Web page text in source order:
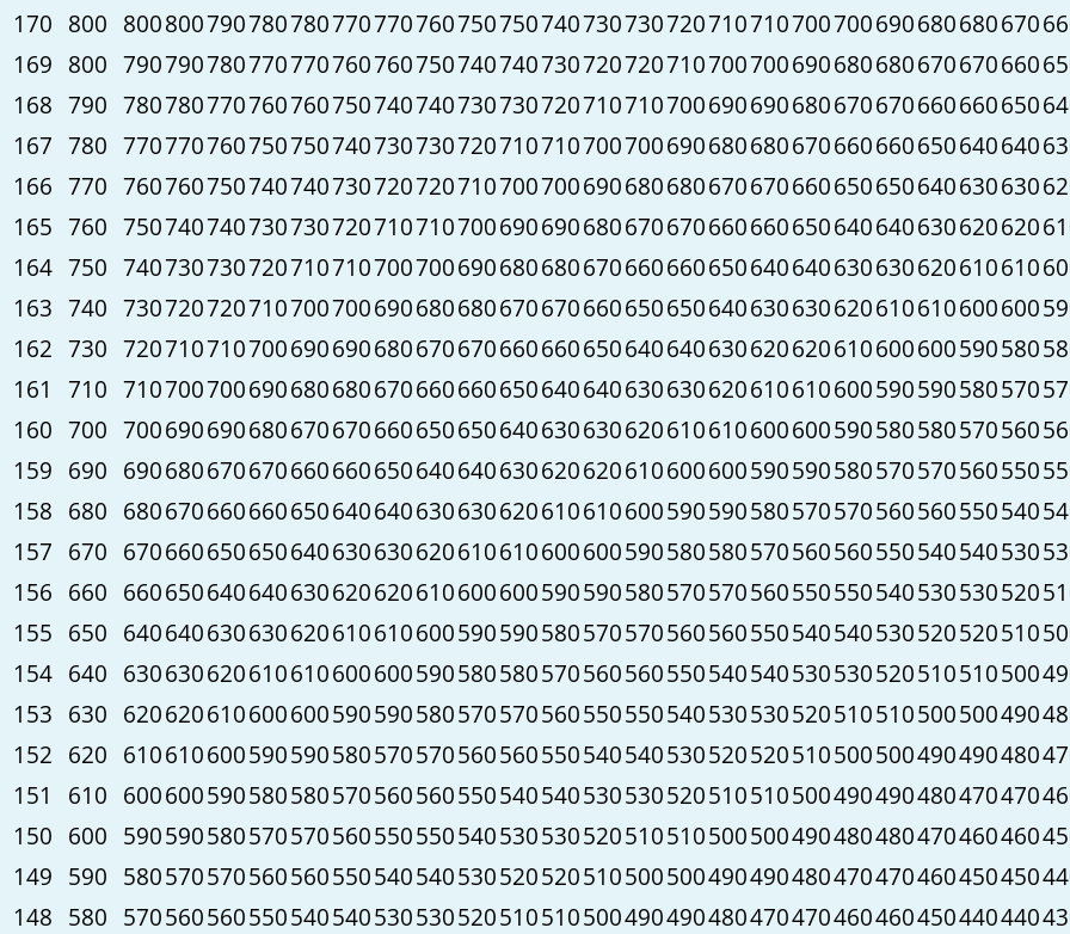
170 800 800800790780780770770760750750740730730720710710700700690680680670
169 800 790790780770770760760750740740730720720710700700690680680670670660
168 790 780780770760760750740740730730720710710700690690680670670660660650
167 780 770770760750750740730730720710710700700690680680670660660650640640
166 770 760760750740740730720720710700700690680680670670660650650640630630
165 760 750740740730730720710710700690690680670670660660650640640630620620
164 750 740730730720710710700700690680680670660660650640640630630620610610
163 740 730720720710700700690680680670670660650650640630630620610610600600
162 730 720710710700690690680670670660660650640640630620620610600600590580
161
710 710700700690680680670660660650640640630630620610610600590590580570
160 700 700690690680670670660650650640630630620610610600600590580580570560
159 690 690680670670660660650640640630620620610600600590590580570570560550
158 680 680670660660650640640630630620610610600590590580570570560560550540
157 670 670660650650640630630620610610600600590580580570560560550540540530
156 660 660650640640630620620610600600590590580570570560550550540530530520
155 650 640640630630620610610600590590580570570560560550540540530520520510
154 640 630630620610610600600590580580570560560550540540530530520510510500
153 630 620620610600600590590580570570560550550540530530520510510500500490
152 620 610610600590590580570570560560550540540530520520510500500490490480
151
610 600600590580580570560560550540540530530520510510500490490480470470
150 600 590590580570570560550550540530530520510510500500490480480470460460
149 590 580570570560560550540540530520520510500500490490480470470460450450
148 580 570560560550540540530530520510510500490490480470470460460450440440